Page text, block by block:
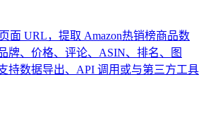
面 URL，提取 Amazon热销榜商品数
牌、价格、评论、ASIN、排名、图
持数据导出、API 调用或与第三方工具